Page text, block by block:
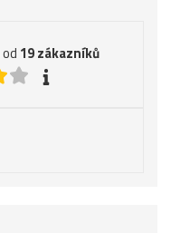
od 19zákazníků